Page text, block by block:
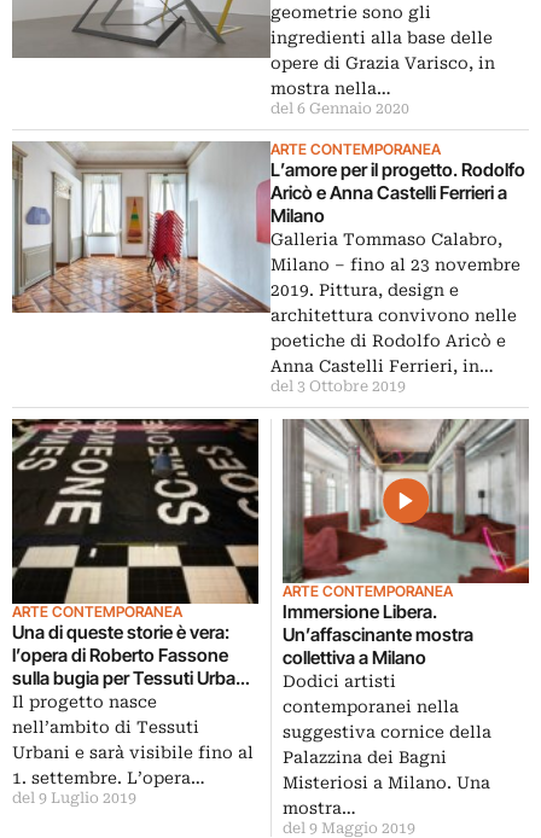
geometrie sono gli
ingredienti alla base delle
opere di Grazia Varisco, in
mostra nella…
del 6 Gennaio 2020
ARTE CONTEMPORANEA
L’amore per il progetto. Rodolfo
Aricò e Anna Castelli Ferrieri a
Milano
Galleria Tommaso Calabro,
Milano – fino al 23 novembre
2019. Pittura, design e
architettura convivono nelle
poetiche di Rodolfo Aricò e
Anna Castelli Ferrieri, in…
del 3 Ottobre 2019
ARTE CONTEMPORANEA
Una di queste storie è vera:
l’opera di Roberto Fassone
sulla bugia per Tessuti Urbani
a Prato
Il progetto nasce
nell’ambito di Tessuti
Urbani e sarà visibile fino al
1. settembre. L’opera…
del 9 Luglio 2019
ARTE CONTEMPORANEA
Immersione Libera.
Un’affascinante mostra
collettiva a Milano
Dodici artisti
contemporanei nella
suggestiva cornice della
Palazzina dei Bagni
Misteriosi a Milano. Una
mostra…
del 9 Maggio 2019